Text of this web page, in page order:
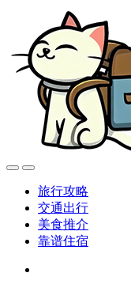
旅行攻略
交通出行
美食推介
靠谱住宿